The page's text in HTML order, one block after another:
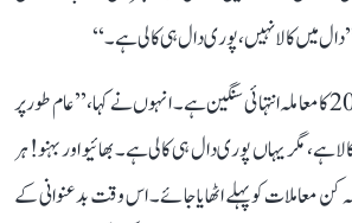
میں کالا نہیں، پوری دال ہی کالی ہے۔‘‘
راہل گاندھی نے کہا کہ ای-20 کا معاملہ انتہائی سنگین ہے۔ انہوں نے کہا، ’’عام طور پر
ہے، مگر یہاں پوری دال ہی کالی ہے۔ بھائیو اور بہنو! ہر
کن معاملات کو پہلے اٹھایا جائے۔ اس وقت بدعنوانی کے